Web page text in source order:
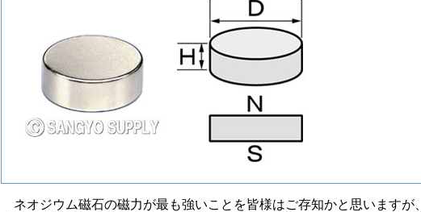
ネオジウム磁石の磁力が最も強いことを皆様はご存知かと思いますが